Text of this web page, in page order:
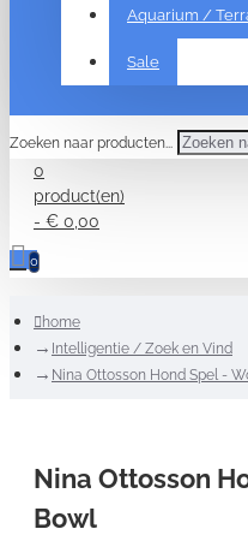
Aquarium /
Sale
Zoeken naar producten...
0
product(en)
- € 0,00
0
home
Intelligentie / Zoek en Vind
Nina Ottosson Hond Spel -
Nina Ottosson
Bowl